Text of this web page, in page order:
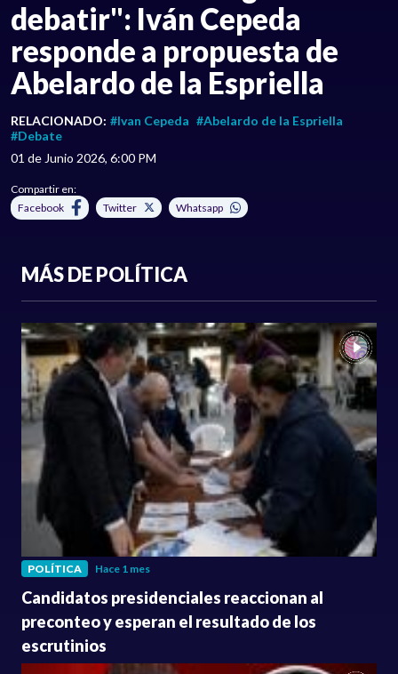
debatir": Iván Cepeda
responde a propuesta de
Abelardo de la Espriella
RELACIONADO: #Ivan Cepeda #Abelardo de la Espriella
#Debate
01 de Junio 2026, 6:00 PM
Compartir en:
Facebook
Twitter Whatsapp
MÁS DE POLÍTICA
POLÍTICA Hace 1 mes
Candidatos presidenciales reaccionan al
preconteo y esperan el resultado de los
escrutinios